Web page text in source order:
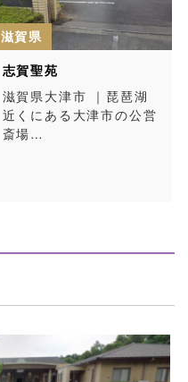
滋賀県
志賀聖苑
滋賀県大津市 ｜琵琶湖
近くにある大津市の公営
斎場…